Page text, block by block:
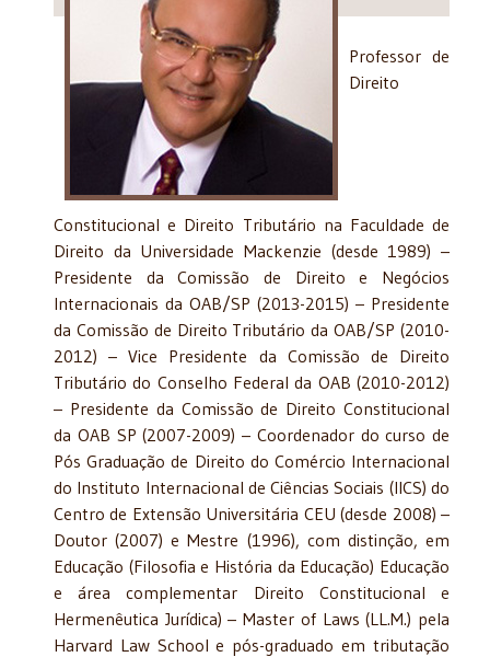
Professor de
Direito
Constitucional e Direito Tributário na Faculdade de
Direito da Universidade Mackenzie (desde 1989) –
Presidente da Comissão de Direito e Negócios
Internacionais da OAB/SP (2013-2015) – Presidente
da Comissão de Direito Tributário da OAB/SP (2010-
2012) – Vice Presidente da Comissão de Direito
Tributário do Conselho Federal da OAB (2010-2012)
– Presidente da Comissão de Direito Constitucional
da OAB SP (2007-2009) – Coordenador do curso de
Pós Graduação de Direito do Comércio Internacional
do Instituto Internacional de Ciências Sociais (IICS) do
Centro de Extensão Universitária CEU (desde 2008) –
Doutor (2007) e Mestre (1996), com distinção, em
Educação (Filosofia e História da Educação) Educação
e área complementar Direito Constitucional e
Hermenêutica Jurídica) – Master of Laws (LL.M.) pela
Harvard Law School e pós-graduado em tributação